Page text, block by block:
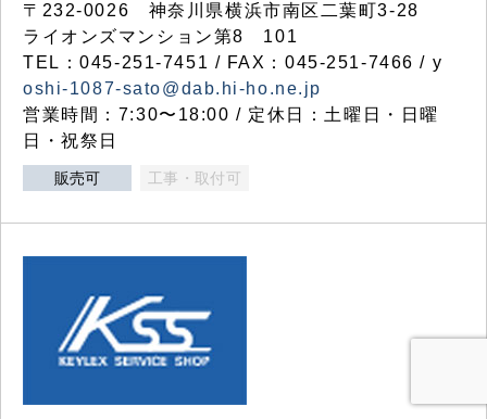
〒232-0026 神奈川県横浜市南区二葉町3-28
ライオンズマンション第8 101
TEL：045-251-7451 / FAX：045-251-7466 / y
oshi-1087-sato@dab.hi-ho.ne.jp
営業時間：7:30〜18:00 / 定休日：土曜日・日曜
日・祝祭日
販売可 工事・取付可